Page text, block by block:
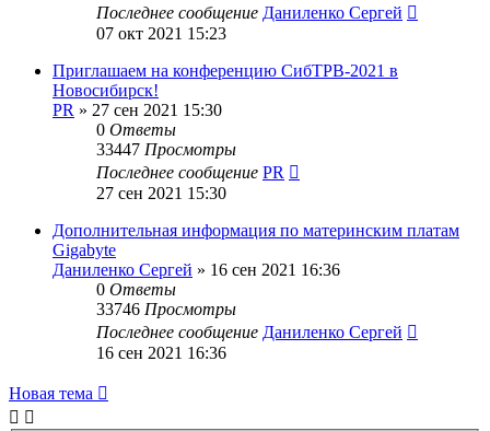
Последнее сообщение Даниленко Сергей
07 окт 2021 15:23
Приглашаем на конференцию СибТРВ-2021 в
Новосибирск!
PR » 27 сен 2021 15:30
0 Ответы
33447 Просмотры
Последнее сообщение PR
27 сен 2021 15:30
Дополнительная информация по материнским платам
Gigabyte
Даниленко Сергей » 16 сен 2021 16:36
0 Ответы
33746 Просмотры
Последнее сообщение Даниленко Сергей
16 сен 2021 16:36
Новая тема